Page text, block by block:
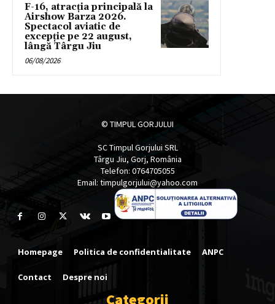
F-16, atracția principală la
Airshow Barza 2026.
Spectacol aviatic de
excepție pe 22 august,
lângă Târgu Jiu
06/08/2026
© TIMPUL GORJULUI
SC Timpul Gorjului SRL
Târgu Jiu, Gorj, România
Telefon: 0764705055
Email: timpulgorjului@yahoo.com
Homepage Politica de confidentialitate ANPC
Contact Despre noi
Categorii